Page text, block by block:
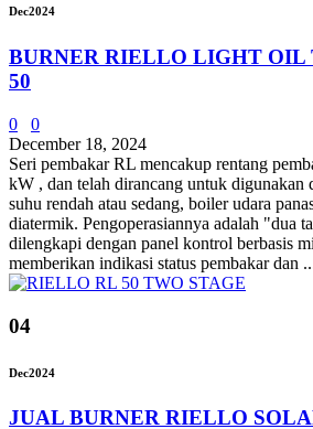
Dec2024
BURNER RIELLO LIGHT OIL
50
0
0
December 18, 2024
Seri pembakar RL mencakup rentang
kW , dan telah dirancang untuk digunakan
suhu rendah atau sedang, boiler udara
diatermik. Pengoperasiannya adalah "dua
dilengkapi dengan panel kontrol berbasis
memberikan indikasi status pembakar dan
04
Dec2024
JUAL BURNER RIELLO